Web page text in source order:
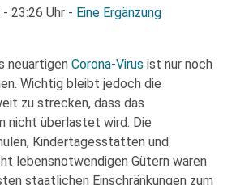
- 23:26 Uhr - Eine Ergänzung
neuartigen Corona-Virus ist nur noch
Wichtig bleibt jedoch die
zu strecken, dass das
nicht überlastet wird. Die
Kindertagesstätten und
lebensnotwendigen Gütern waren
staatlichen Einschränkungen zum